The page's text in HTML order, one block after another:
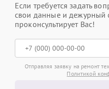
Если требуется задать
свои данные и дежурный
проконсультирует Вас!
Отправляя заявку на ремонт
Политикой